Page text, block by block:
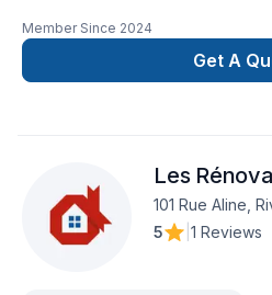
normes, l'estimation et gestion
ce qu'il faut pour faire de vos
Member Since 2024
Get A
Les
101 Rue Aline,
5
1 Reviews